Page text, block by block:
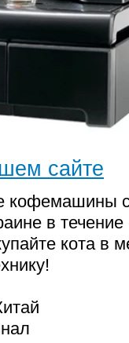
сайте
кофемашины с
в течение
кота в